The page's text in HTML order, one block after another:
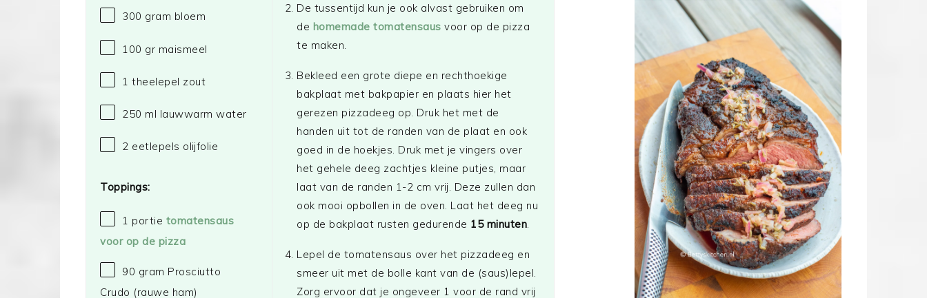
300 gram bloem
100 gr maismeel
1 theelepel zout
250 ml lauwwarm water
2 eetlepels olijfolie
Toppings:
1 portie tomatensaus
voor op de pizza
90 gram Prosciutto
Crudo (rauwe ham)
De tussentijd kun je ook alvast gebruiken om
de homemade tomatensaus voor op de pizza
te maken.
Bekleed een grote diepe en rechthoekige
bakplaat met bakpapier en plaats hier het
gerezen pizzadeeg op. Druk het met de
handen uit tot de randen van de plaat en ook
goed in de hoekjes. Druk met je vingers over
het gehele deeg zachtjes kleine putjes, maar
laat van de randen 1-2 cm vrij. Deze zullen dan
ook mooi opbollen in de oven. Laat het deeg nu
op de bakplaat rusten gedurende 15 minuten
Lepel de tomatensaus over het pizzadeeg en
smeer uit met de bolle kant van de (saus)lepel.
Zorg ervoor dat je ongeveer 1 voor de rand vrij